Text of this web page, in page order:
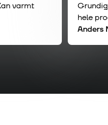
varmt
hele
Anders